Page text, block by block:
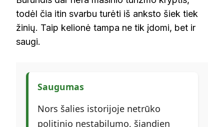
todėl čia itin svarbu turėti iš anksto šiek tiek
žinių. Taip kelionė tampa ne tik įdomi, bet ir
saugi.
Saugumas
Nors šalies istorijoje netrūko
politinio nestabilumo, šiandien